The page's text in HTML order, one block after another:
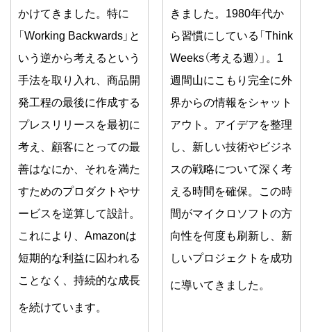
かけてきました。特に
「Working Backwards」と
いう逆から考えるという
手法を取り入れ、商品開
発工程の最後に作成する
プレスリリースを最初に
考え、顧客にとっての最
善はなにか、それを満た
すためのプロダクトやサ
ービスを逆算して設計。
これにより、Amazonは
短期的な利益に囚われる
ことなく、持続的な成長
を続けています。
きました。1980年代か
ら習慣にしている「Think
Weeks（考える週）」。1
週間山にこもり完全に外
界からの情報をシャット
アウト。アイデアを整理
し、新しい技術やビジネ
スの戦略について深く考
える時間を確保。この時
間がマイクロソフトの方
向性を何度も刷新し、新
しいプロジェクトを成功
に導いてきました。